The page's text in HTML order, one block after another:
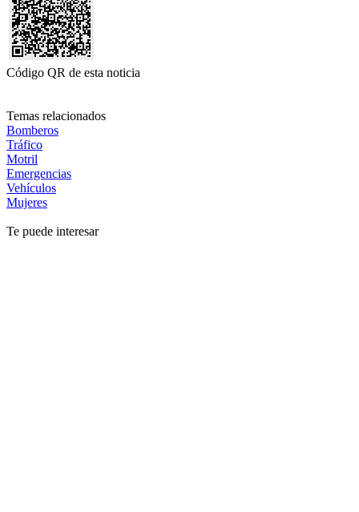
Código QR de esta noticia
Temas relacionados
Bomberos
Tráfico
Motril
Emergencias
Vehículos
Mujeres
Te puede interesar